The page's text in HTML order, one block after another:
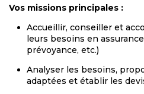
Vos missions principales :
Accueillir, conseiller et
leurs besoins en
prévoyance, etc.)
Analyser les besoins,
adaptées et établir les